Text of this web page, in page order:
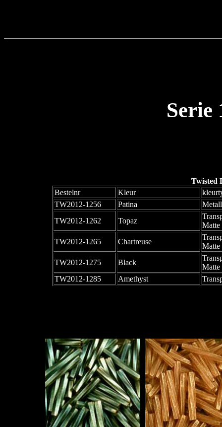
Serie
Twisted
Bestelnr
Kleur
TW2012-1256
Patina
TW2012-1262
Topaz
Matte
TW2012-1265
Chartreuse
Matte
TW2012-1275
Black
Matte
TW2012-1285
Amethyst